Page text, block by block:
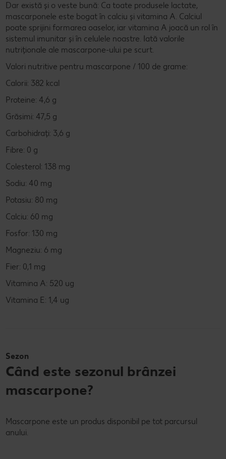
Dar există și o veste bună: Ca toate produsele lactate,
mascarponele este bogat în calciu și vitamina A. Calciul
poate sprijini formarea oaselor, iar vitamina A joacă un rol în
sistemul imunitar și în celulele noastre. Iată valorile
nutriționale ale mascarpone-ului pe scurt.
Valori nutritive pentru mascarpone / 100 de grame:
Calorii: 382 kcal
Proteine: 4,6 g
Grăsimi: 47,5 g
Carbohidrați: 3,6 g
Fibre: 0 g
Colesterol: 138 mg
Sodiu: 40 mg
Potasiu: 80 mg
Calciu: 60 mg
Fosfor: 130 mg
Magneziu: 6 mg
Fier: 0,1 mg
Vitamina A: 520 ug
Vitamina E: 1,4 ug
Sezon
Când este sezonul brânzei
mascarpone?
Mascarpone este un produs disponibil pe tot parcursul
anului.